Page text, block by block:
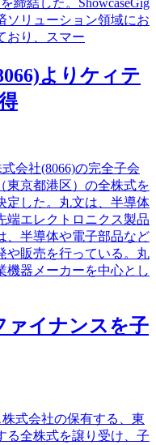
締結した。ShowcaseGig
ソリューション領域にお
おり、スマー
よりケィテ
会社(8066)の完全子会
東京都港区）の全株式を
定した。丸文は、半導体
端エレクトロニクス製品
、半導体や電子部品など
や販売を行っている。丸
機器メーカーを中心とし
ァイナンスを子
式会社の保有する、東
る全株式を譲り受け、子